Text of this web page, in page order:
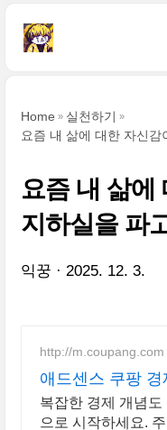
Home
실천하기
요즘 내 삶에 대한 자신
요즘 내 삶에
지하실을 파
익꿍 2025. 12. 3.
http://m.coupang.com
애드센스 쿠팡
복잡한 경제 개념
으로 시작하세요.